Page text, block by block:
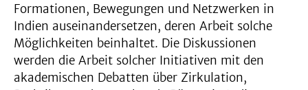
Formationen, Bewegungen und Netzwerken in
Indien auseinandersetzen, deren Arbeit solche
Möglichkeiten beinhaltet. Die Diskussionen
werden die Arbeit solcher Initiativen mit den
akademischen Debatten über Zirkulation,